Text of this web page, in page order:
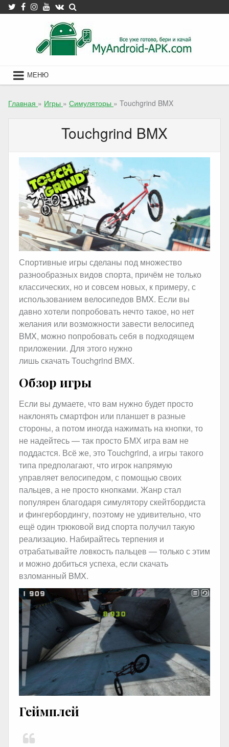
Skip
to
МЕНЮ
Главная » Игры » Симуляторы » Touchgrind BMX
Touchgrind BMX
Спортивные игры сделаны под множество
разнообразных видов спорта, причём не только
классических, но и совсем новых, к примеру, с
использованием велосипедов BMX. Если вы
давно хотели попробовать нечто такое, но нет
желания или возможности завести велосипед
BMX, можно попробовать себя в подходящем
приложении. Для этого нужно
лишь скачать Touchgrind BMX.
Обзор игры
Если вы думаете, что вам нужно будет просто
наклонять смартфон или планшет в разные
стороны, а потом иногда нажимать на кнопки, то
не надейтесь — так просто БМХ игра вам не
поддастся. Всё же, это Touchgrind, а игры такого
типа предполагают, что игрок напрямую
управляет велосипедом, с помощью своих
пальцев, а не просто кнопками. Жанр стал
популярен благодаря симулятору скейтбордиста
и фингербордингу, поэтому не удивительно, что
ещё один трюковой вид спорта получил такую
реализацию. Набирайтесь терпения и
отрабатывайте ловкость пальцев — только с этим
и можно добиться успеха, если скачать
взломанный BMX.
Геймплей